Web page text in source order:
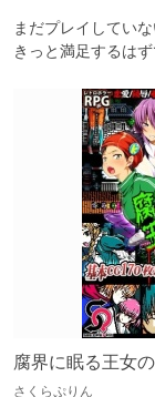
まだプレイしてい
きっと満足するはず
腐界に眠る王女
さくらぷりん